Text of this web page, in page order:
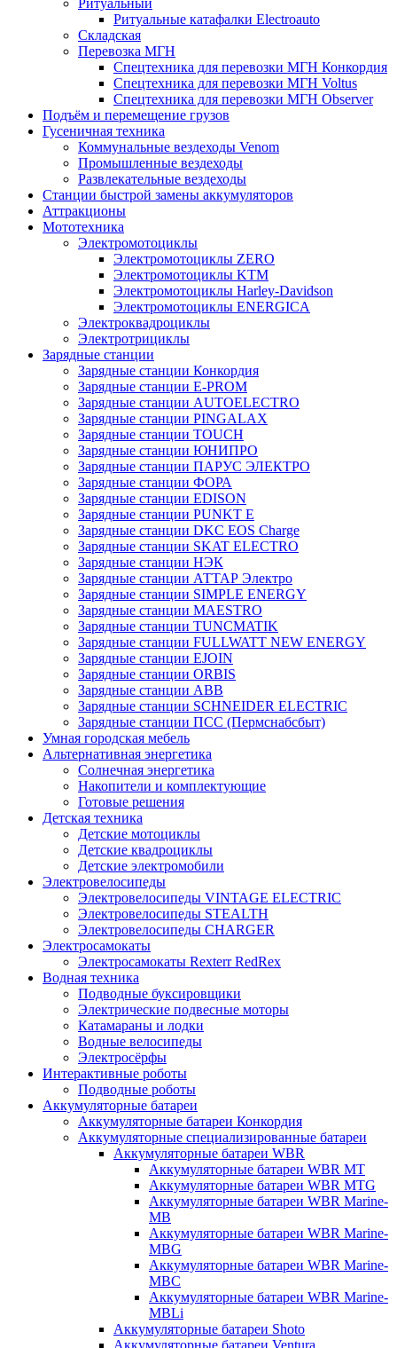
Ритуальный
Ритуальные катафалки Electroauto
Складская
Перевозка МГН
Спецтехника для перевозки МГН Конкордия
Спецтехника для перевозки МГН Voltus
Спецтехника для перевозки МГН Observer
Подъём и перемещение грузов
Гусеничная техника
Коммунальные вездеходы Venom
Промышленные вездеходы
Развлекательные вездеходы
Станции быстрой замены аккумуляторов
Аттракционы
Мототехника
Электромотоциклы
Электромотоциклы ZERO
Электромотоциклы KTM
Электромотоциклы Harley-Davidson
Электромотоциклы ENERGICA
Электроквадроциклы
Электротрициклы
Зарядные станции
Зарядные станции Конкордия
Зарядные станции E-PROM
Зарядные станции AUTOELECTRO
Зарядные станции PINGALAX
Зарядные станции TOUCH
Зарядные станции ЮНИПРО
Зарядные станции ПАРУС ЭЛЕКТРО
Зарядные станции ФОРА
Зарядные станции EDISON
Зарядные станции PUNKT E
Зарядные станции DKC EOS Charge
Зарядные станции SKAT ELECTRO
Зарядные станции НЭК
Зарядные станции АТТАР Электро
Зарядные станции SIMPLE ENERGY
Зарядные станции MAESTRO
Зарядные станции TUNCMATIK
Зарядные станции FULLWATT NEW ENERGY
Зарядные станции EJOIN
Зарядные станции ORBIS
Зарядные станции ABB
Зарядные станции SCHNEIDER ELECTRIC
Зарядные станции ПСС (Пермснабсбыт)
Умная городская мебель
Альтернативная энергетика
Солнечная энергетика
Накопители и комплектующие
Готовые решения
Детская техника
Детские мотоциклы
Детские квадроциклы
Детские электромобили
Электровелосипеды
Электровелосипеды VINTAGE ELECTRIC
Электровелосипеды STEALTH
Электровелосипеды CHARGER
Электросамокаты
Электросамокаты Rexterr RedRex
Водная техника
Подводные буксировщики
Электрические подвесные моторы
Катамараны и лодки
Водные велосипеды
Электросёрфы
Интерактивные роботы
Подводные роботы
Аккумуляторные батареи
Аккумуляторные батареи Конкордия
Аккумуляторные специализированные батареи
Аккумуляторные батареи WBR
Аккумуляторные батареи WBR MT
Аккумуляторные батареи WBR MTG
Аккумуляторные батареи WBR Marine-
MB
Аккумуляторные батареи WBR Marine-
MBG
Аккумуляторные батареи WBR Marine-
MBC
Аккумуляторные батареи WBR Marine-
MBLi
Аккумуляторные батареи Shoto